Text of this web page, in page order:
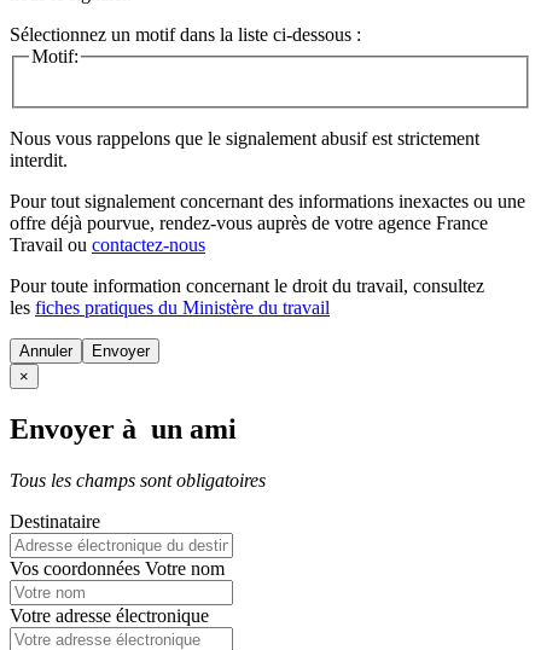
Sélectionnez un motif dans la liste ci-dessous :
Motif:
Nous vous rappelons que le signalement abusif est strictement
interdit.
Pour tout signalement concernant des informations inexactes ou une
offre déjà pourvue, rendez-vous auprès de votre agence France
Travail ou contactez-nous
Pour toute information concernant le droit du travail, consultez
les fiches pratiques du Ministère du travail
Annuler
×
Envoyer à un ami
Tous les champs sont obligatoires
Destinataire
Vos coordonnées Votre nom
Votre adresse électronique